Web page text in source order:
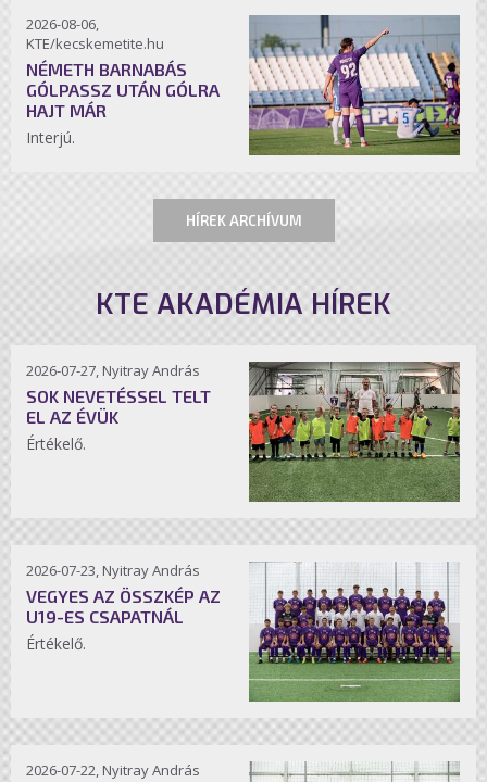
2026-08-06,
KTE/kecskemetite.hu
NÉMETH BARNABÁS
GÓLPASSZ UTÁN GÓLRA
HAJT MÁR
Interjú.
HÍREK ARCHÍVUM
KTE AKADÉMIA HÍREK
2026-07-27, Nyitray András
SOK NEVETÉSSEL TELT
EL AZ ÉVÜK
Értékelő.
2026-07-23, Nyitray András
VEGYES AZ ÖSSZKÉP AZ
U19-ES CSAPATNÁL
Értékelő.
2026-07-22, Nyitray András